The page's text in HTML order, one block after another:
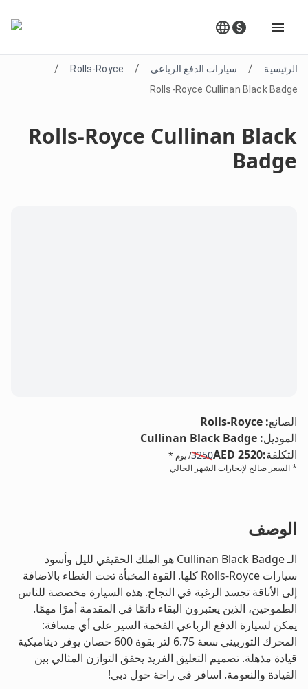
الرئيسية / سيارات الدفع الرباعي /
Rolls-Royce
/
Rolls-Royce Cullinan Black Badge
Rolls-Royce Cullinan Black
Badge
الصانع:
Rolls-Royce
الموديل:
Cullinan Black Badge
التكلفة:
AED 2520
3250/ يوم *
* السعر صالح لإيجارات الشهر الحالي
الوصف
الـ Cullinan Black Badge هو الملك الحقيقي لليل وأسود
سيارات Rolls-Royce كلها. القوة المخبأة تحت الغطاء بالاضافة
إلى الأناقة تجسد الرغبة في النجاح. هذه السيارة مخصصة للناس
الطموحين، الذين يعتبرون البقاء دائمًا في المقدمة أمرًا مهمًا.
يمكن لسيارة الدفع الرباعي الفخمة السير على أي مسافة:
المحرك التوربيني سعة 6.75 لتر بقوة 600 حصان يوفر ديناميكية
قيادة مذهلة. تصميم التعليق الفريد يحقق التوازن المثالي بين
القيادة والنعومة. اسافر في راحة حول دبي!